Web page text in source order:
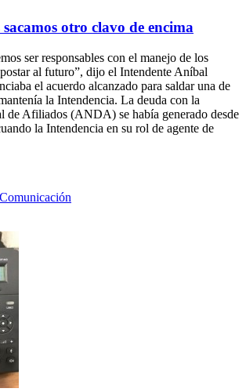
otro clavo de encima
ser responsables con el manejo de los
al futuro”, dijo el Intendente Aníbal
el acuerdo alcanzado para saldar una de
la Intendencia. La deuda con la
de Afiliados (ANDA) se había generado desde
la Intendencia en su rol de agente de